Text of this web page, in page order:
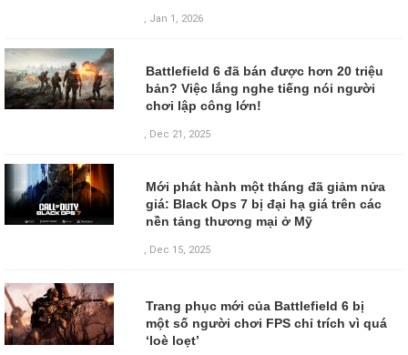
, Jan 1, 2026
Battlefield 6 đã bán được hơn 20 triệu
bản? Việc lắng nghe tiếng nói người
chơi lập công lớn!
, Dec 21, 2025
Mới phát hành một tháng đã giảm nửa
giá: Black Ops 7 bị đại hạ giá trên các
nền tảng thương mại ở Mỹ
, Dec 15, 2025
Trang phục mới của Battlefield 6 bị
một số người chơi FPS chỉ trích vì quá
‘loè loẹt’